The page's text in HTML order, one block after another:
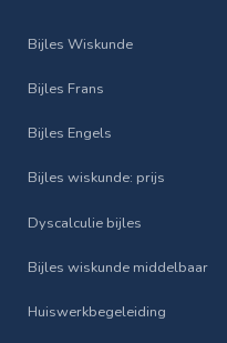
Bijles Wiskunde
Bijles Frans
Bijles Engels
Bijles wiskunde: prijs
Dyscalculie bijles
Bijles wiskunde middelbaar
Huiswerkbegeleiding